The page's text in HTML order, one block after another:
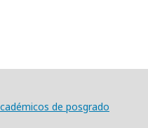
de posgrado